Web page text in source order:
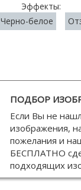
Эффекты:
Черно-белое
ПОДБОР
Если Вы не
изображения,
пожелания и
БЕСПЛАТНО
подходящих